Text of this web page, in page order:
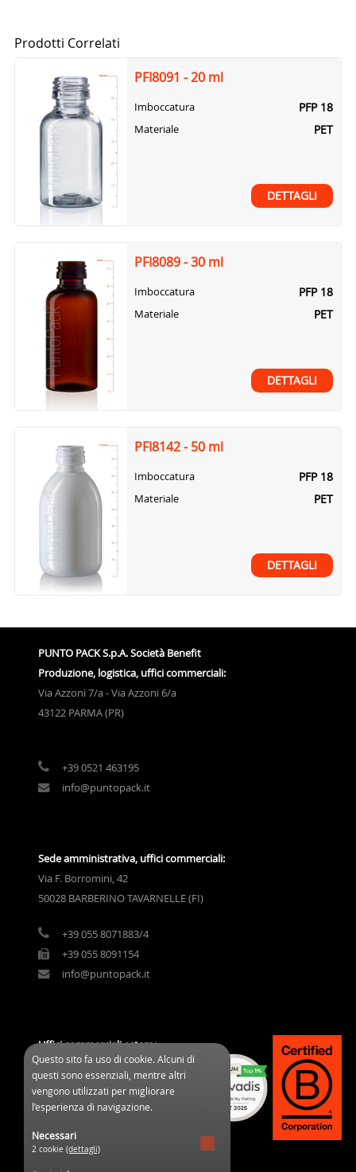
Prodotti Correlati
PFI8091 - 20 ml
Imboccatura PFP 18
Materiale PET
DETTAGLI
PFI8089 - 30 ml
Imboccatura PFP 18
Materiale PET
DETTAGLI
PFI8142 - 50 ml
Imboccatura PFP 18
Materiale PET
DETTAGLI
PUNTO PACK S.p.A. Società Benefit
Produzione, logistica, uffici commerciali:
Via Azzoni 7/a - Via Azzoni 6/a
43122 PARMA (PR)
+39 0521 463195
info@puntopack.it
Sede amministrativa, uffici commerciali:
Via F. Borromini, 42
50028 BARBERINO TAVARNELLE (FI)
+39 055 8071883/4
+39 055 8091154
info@puntopack.it
Uffici commerciali estero:
3 Cours des Clos Durs
03800 Gannat (France)
commercial@ppifrance.com
Questo sito fa uso di cookie. Alcuni di
questi sono essenziali, mentre altri
vengono utilizzati per migliorare
l’esperienza di navigazione.
Necessari
2 cookie (dettagli)